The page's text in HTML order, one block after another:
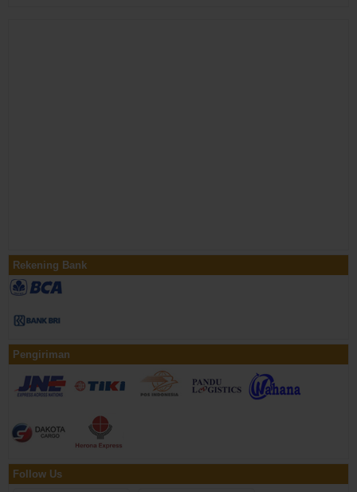
Rekening Bank
Pengiriman
Follow Us